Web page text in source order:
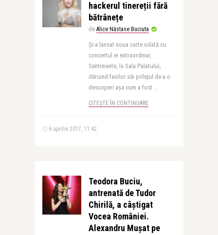
hackerul tinereții fără
bătrânețe
de Alice Năstase Buciuta
Și-a lansat noua carte odată cu
concertul ei extraordinar,
Sentimente, la Sala Palatului,
dăruind fanilor săi prilejul de-a o
descoperi așa cum a fost ..
CITEȘTE ÎN CONTINUARE
6 aprilie 2017, 11:42
Teodora Buciu,
antrenată de Tudor
Chirilă, a câștigat
Vocea României.
Alexandru Mușat pe